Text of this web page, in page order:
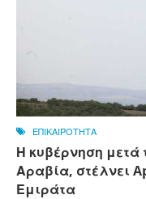
ΕΠΙΚΑΙΡΟΤΗΤΑ
Η κυβέρνηση μετά
Αραβία, στέλνει
Εμιράτα